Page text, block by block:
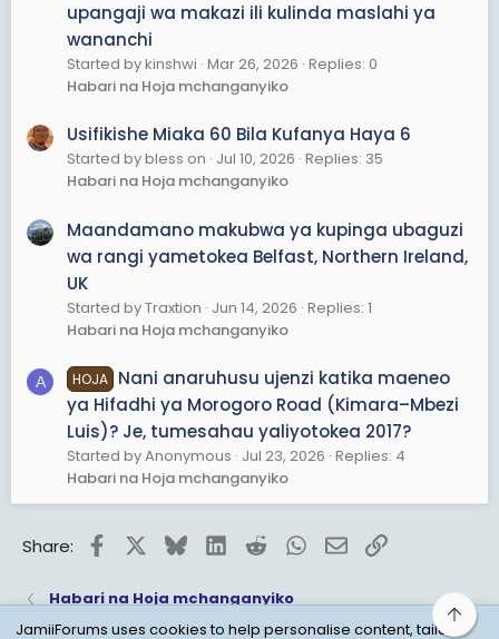
upangaji wa makazi ili kulinda maslahi ya
wananchi
Started by kinshwi Mar 26, 2026 Replies: 0
Habari na Hoja mchanganyiko
Usifikishe Miaka 60 Bila Kufanya Haya 6
Started by bless on Jul 10, 2026 Replies: 35
Habari na Hoja mchanganyiko
Maandamano makubwa ya kupinga ubaguzi
wa rangi yametokea Belfast, Northern Ireland,
UK
Started by Traxtion Jun 14, 2026 Replies: 1
Habari na Hoja mchanganyiko
A HOJA Nani anaruhusu ujenzi katika maeneo
ya Hifadhi ya Morogoro Road (Kimara–Mbezi
Luis)? Je, tumesahau yaliyotokea 2017?
Started by Anonymous Jul 23, 2026 Replies: 4
Habari na Hoja mchanganyiko
Share: FacebookBlueskyLinkedInRedditWhatsApp
EmailLink
Habari na Hoja mchanganyiko
JamiiForums uses cookies to help personalise content, tailor
Top